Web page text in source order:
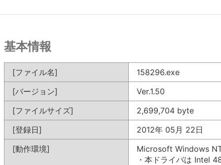
基本情報
[ファイル名]
158296.exe
[バージョン]
Ver.1.50
[ファイルサイズ]
2,699,704 byte
[登録日]
2012年 05月 22日
[動作環境]
Microsoft Windows
・本ドライバは Intel